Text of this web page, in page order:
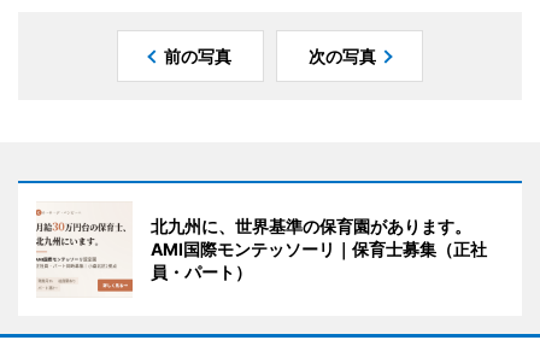
前の写真 次の写真
北九州に、世界基準の保育園があります。
AMI国際モンテッソーリ｜保育士募集（正社
員・パート）